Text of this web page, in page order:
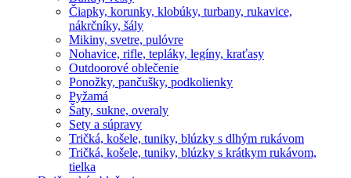
Čiapky, korunky, klobúky, turbany, rukavice,
nákrčníky, šály
Mikiny, svetre, pulóvre
Nohavice, rifle, tepláky, legíny, kraťasy
Outdoorové oblečenie
Ponožky, pančušky, podkolienky
Pyžamá
Šaty, sukne, overaly
Sety a súpravy
Tričká, košele, tuniky, blúzky s dlhým rukávom
Tričká, košele, tuniky, blúzky s krátkym rukávom,
tielka